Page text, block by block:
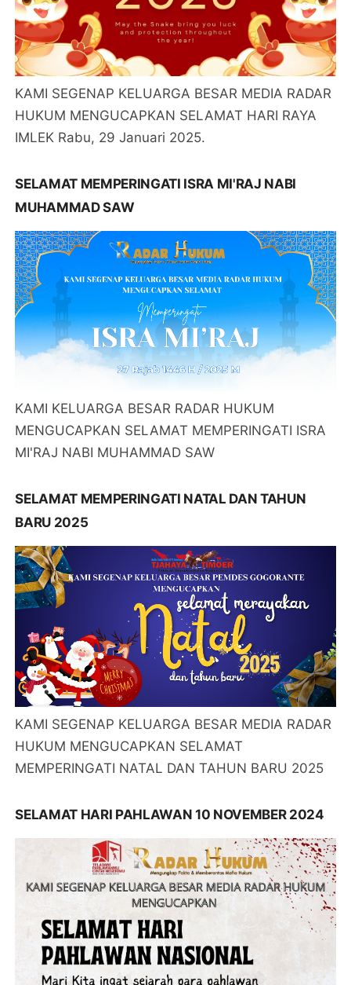
KAMI SEGENAP KELUARGA BESAR MEDIA RADAR
HUKUM MENGUCAPKAN SELAMAT HARI RAYA
IMLEK Rabu, 29 Januari 2025.
SELAMAT MEMPERINGATI ISRA MI'RAJ NABI
MUHAMMAD SAW
KAMI KELUARGA BESAR RADAR HUKUM
MENGUCAPKAN SELAMAT MEMPERINGATI ISRA
MI'RAJ NABI MUHAMMAD SAW
SELAMAT MEMPERINGATI NATAL DAN TAHUN
BARU 2025
KAMI SEGENAP KELUARGA BESAR MEDIA RADAR
HUKUM MENGUCAPKAN SELAMAT
MEMPERINGATI NATAL DAN TAHUN BARU 2025
SELAMAT HARI PAHLAWAN 10 NOVEMBER 2024